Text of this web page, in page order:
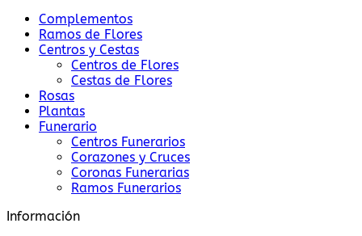
Complementos
Ramos de Flores
Centros y Cestas
Centros de Flores
Cestas de Flores
Rosas
Plantas
Funerario
Centros Funerarios
Corazones y Cruces
Coronas Funerarias
Ramos Funerarios
Información